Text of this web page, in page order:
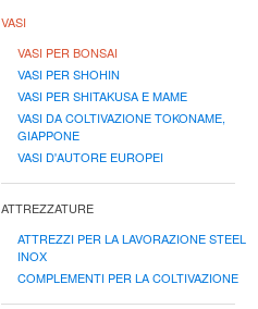
VASI
VASI PER BONSAI
VASI PER SHOHIN
VASI PER SHITAKUSA E MAME
VASI DA COLTIVAZIONE TOKONAME,
GIAPPONE
VASI D'AUTORE EUROPEI
ATTREZZATURE
ATTREZZI PER LA LAVORAZIONE STEEL
INOX
COMPLEMENTI PER LA COLTIVAZIONE